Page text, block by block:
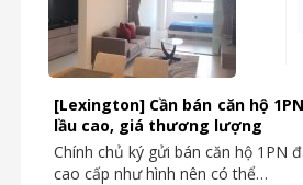
[Lexington] Cần bán căn hộ
lầu cao, giá thương lượng
Chính chủ ký gửi bán căn hộ 1PN
cao cấp như hình nên có thể…